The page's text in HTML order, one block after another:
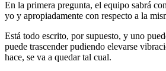
En la primera pregunta, el equipo sabrá
yo y apropiadamente con respecto a la
Está todo escrito, por supuesto, y uno
puede trascender pudiendo elevarse
hace, se va a quedar tal cual.